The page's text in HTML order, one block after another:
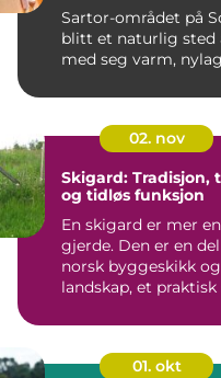
Sartor-området på
blitt et naturlig sted
med seg varm,
02. nov
Skigard: Tradisjon,
og tidløs funksjon
En skigard er mer
gjerde. Den er en
norsk byggeskikk og
landskap, et praktisk
01. okt